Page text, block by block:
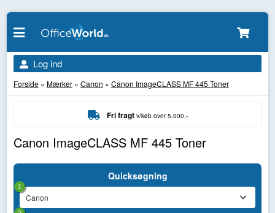
Log ind
Forside» Mærker» Canon » Canon ImageCLASS MF 445 Toner
Fri fragt v/køb over 5.000,-
Canon ImageCLASS MF 445 Toner
Quicksøgning
1